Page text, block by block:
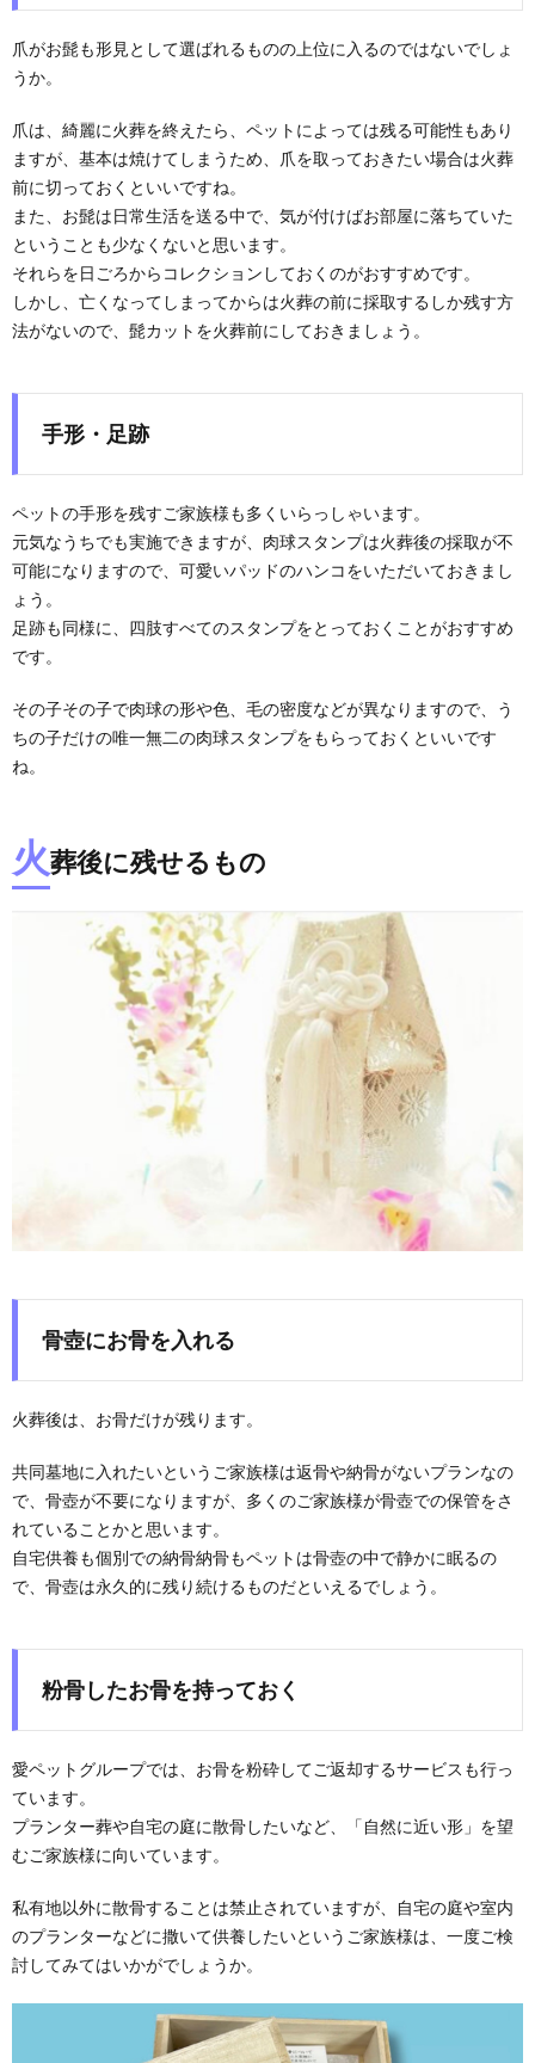
爪がお髭も形見として選ばれるものの上位に入るのではないでしょ
うか。
爪は、綺麗に火葬を終えたら、ペットによっては残る可能性もあり
ますが、基本は焼けてしまうため、爪を取っておきたい場合は火葬
前に切っておくといいですね。
また、お髭は日常生活を送る中で、気が付けばお部屋に落ちていた
ということも少なくないと思います。
それらを日ごろからコレクションしておくのがおすすめです。
しかし、亡くなってしまってからは火葬の前に採取するしか残す方
法がないので、髭カットを火葬前にしておきましょう。
手形・足跡
ペットの手形を残すご家族様も多くいらっしゃいます。
元気なうちでも実施できますが、肉球スタンプは火葬後の採取が不
可能になりますので、可愛いパッドのハンコをいただいておきまし
ょう。
足跡も同様に、四肢すべてのスタンプをとっておくことがおすすめ
です。
その子その子で肉球の形や色、毛の密度などが異なりますので、う
ちの子だけの唯一無二の肉球スタンプをもらっておくといいです
ね。
火葬後に残せるもの
骨壺にお骨を入れる
火葬後は、お骨だけが残ります。
共同墓地に入れたいというご家族様は返骨や納骨がないプランなの
で、骨壺が不要になりますが、多くのご家族様が骨壺での保管をさ
れていることかと思います。
自宅供養も個別での納骨納骨もペットは骨壺の中で静かに眠るの
で、骨壺は永久的に残り続けるものだといえるでしょう。
粉骨したお骨を持っておく
愛ペットグループでは、お骨を粉砕してご返却するサービスも行っ
ています。
プランター葬や自宅の庭に散骨したいなど、「自然に近い形」を望
むご家族様に向いています。
私有地以外に散骨することは禁止されていますが、自宅の庭や室内
のプランターなどに撒いて供養したいというご家族様は、一度ご検
討してみてはいかがでしょうか。